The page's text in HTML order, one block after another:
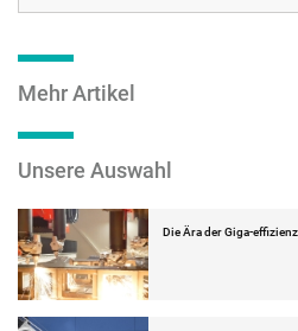
Mehr Artikel
Unsere Auswahl
Die Ära der Giga-